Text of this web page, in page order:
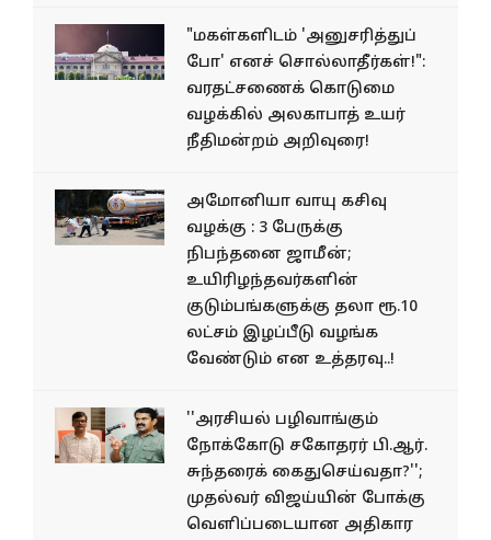
"மகள்களிடம் 'அனுசரித்துப்
போ' எனச் சொல்லாதீர்கள்!":
வரதட்சணைக் கொடுமை
வழக்கில் அலகாபாத் உயர்
நீதிமன்றம் அறிவுரை!
அமோனியா வாயு கசிவு
வழக்கு : 3 பேருக்கு
நிபந்தனை ஜாமீன்;
உயிரிழந்தவர்களின்
குடும்பங்களுக்கு தலா ரூ.10
லட்சம் இழப்பீடு வழங்க
வேண்டும் என உத்தரவு..!
''அரசியல் பழிவாங்கும்
நோக்கோடு சகோதரர் பி.ஆர்.
சுந்தரைக் கைதுசெய்வதா?'';
முதல்வர் விஜய்யின் போக்கு
வெளிப்படையான அதிகார